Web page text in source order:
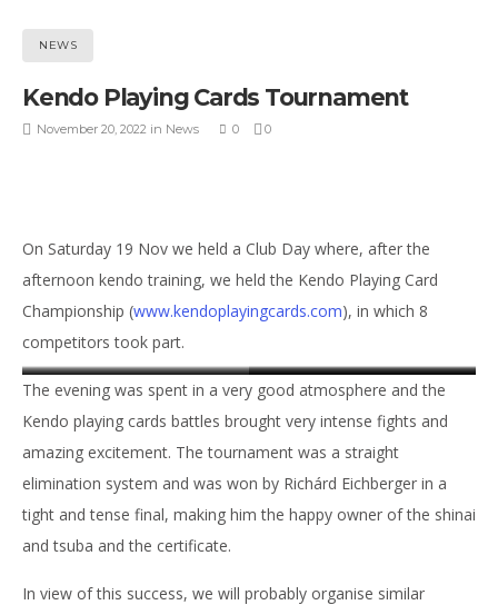
NEWS
Kendo Playing Cards Tournament
November 20, 2022 in News 0 0
On Saturday 19 Nov we held a Club Day where, after the
afternoon kendo training, we held the Kendo Playing Card
Championship (www.kendoplayingcards.com), in which 8
competitors took part.
cof_soft
rbsh_soft rbsh_soft
bsh bsh_soft
The evening was spent in a very good atmosphere and the
Kendo playing cards battles brought very intense fights and
amazing excitement. The tournament was a straight
elimination system and was won by Richárd Eichberger in a
tight and tense final, making him the happy owner of the shinai
and tsuba and the certificate.
In view of this success, we will probably organise similar